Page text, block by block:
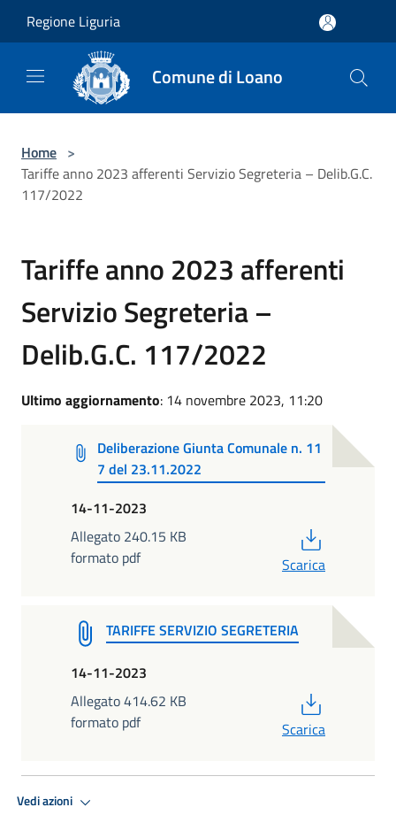
Regione Liguria
Comune di Loano
Home >
Tariffe anno 2023 afferenti Servizio Segreteria – Delib.G.C.
117/2022
Tariffe anno 2023 afferenti
Servizio Segreteria –
Delib.G.C. 117/2022
Ultimo aggiornamento: 14 novembre 2023, 11:20
Deliberazione Giunta Comunale n. 11
7 del 23.11.2022
14-11-2023
Allegato 240.15 KB
formato pdf
Scarica
TARIFFE SERVIZIO SEGRETERIA
14-11-2023
Allegato 414.62 KB
formato pdf
Scarica
Vedi azioni